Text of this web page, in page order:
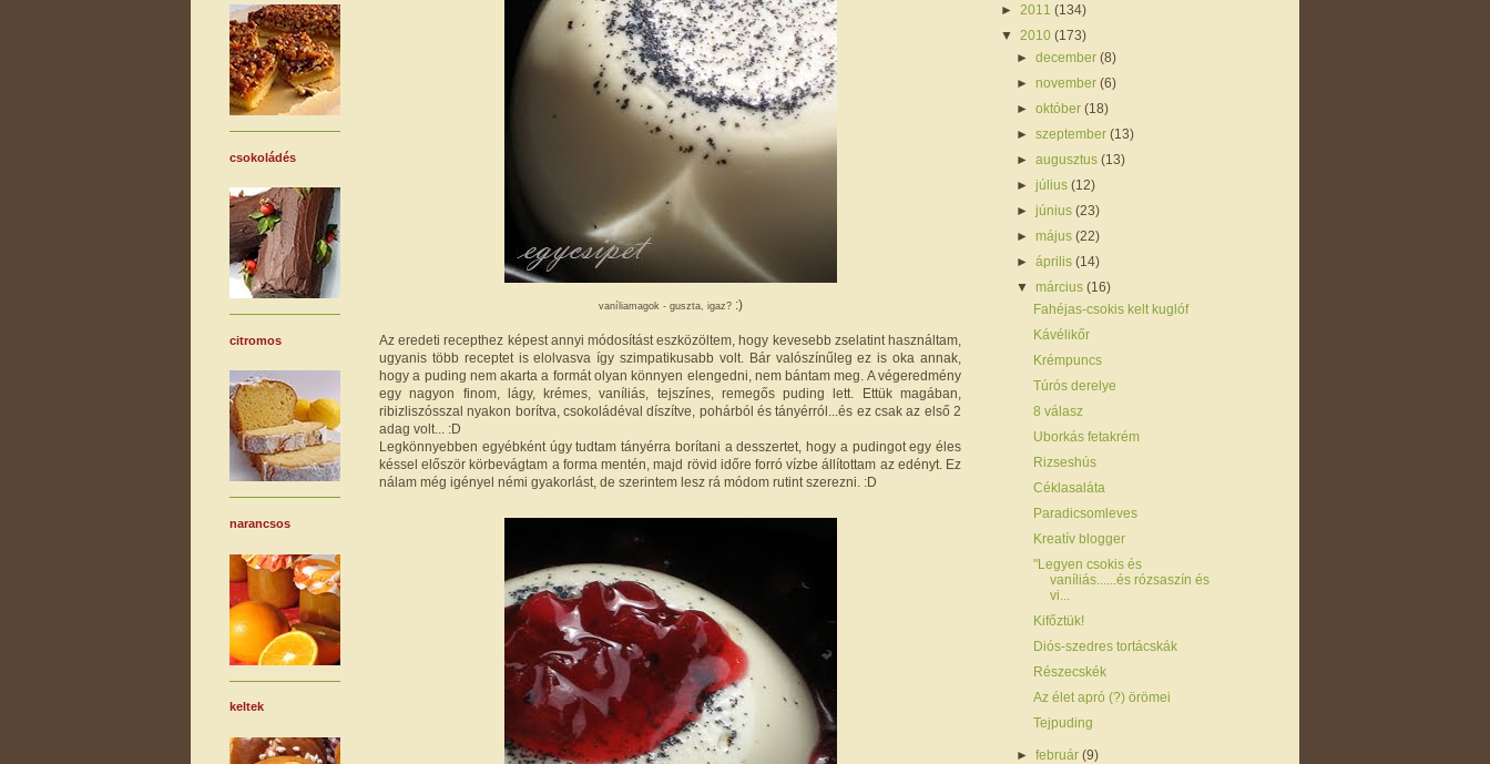
vaníliamagok - guszta, igaz?:)
Az eredeti recepthez képest annyi módosítást eszközöltem, hogy kevesebb zselatint használtam,
ugyanis több receptet is elolvasva így szimpatikusabb volt. Bár valószínűleg ez is oka annak,
hogy a puding nem akarta a formát olyan könnyen elengedni, nem bántam meg. A végeredmény
egy nagyon finom, lágy, krémes, vaníliás, tejszínes, remegős puding lett. Ettük magában,
ribizliszósszal nyakon borítva, csokoládéval díszítve, pohárból és tányérról...és ez csak az első 2
adag volt... :D
Legkönnyebben egyébként úgy tudtam tányérra borítani a desszertet, hogy a pudingot egy éles
késsel először körbevágtam a forma mentén, majd rövid időre forró vízbe állítottam az edényt. Ez
nálam még igényel némi gyakorlást, de szerintem lesz rá módom rutint szerezni. :D
csokoládés
citromos
narancsos
keltek
► 2011 (134)
▼ 2010 (173)
►december(8)
►november(6)
►október(18)
►szeptember(13)
►augusztus(13)
►július(12)
►június(23)
►május(22)
►április(14)
▼március(16)
Fahéjas-csokis kelt kuglóf
Kávélikőr
Krémpuncs
Túrós derelye
8 válasz
Uborkás fetakrém
Rizseshús
Céklasaláta
Paradicsomleves
Kreatív blogger
"Legyen csokis és
vaníliás......és rózsaszín és
vi...
Kifőztük!
Diós-szedres tortácskák
Részecskék
Az élet apró (?) örömei
Tejpuding
►február(9)